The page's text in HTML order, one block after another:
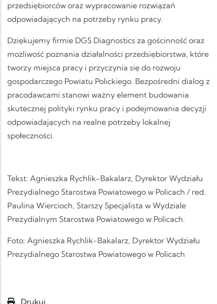
przedsiębiorców oraz wypracowanie rozwiązań
odpowiadających na potrzeby rynku pracy.
Dziękujemy firmie DGS Diagnostics za gościnność oraz
możliwość poznania działalności przedsiębiorstwa, które
tworzy miejsca pracy i przyczynia się do rozwoju
gospodarczego Powiatu Polickiego. Bezpośredni dialog z
pracodawcami stanowi ważny element budowania
skutecznej polityki rynku pracy i podejmowania decyzji
odpowiadających na realne potrzeby lokalnej
społeczności.
Tekst: Agnieszka Rychlik-Bakalarz, Dyrektor Wydziału
Prezydialnego Starostwa Powiatowego w Policach / red.
Paulina Wiercioch, Starszy Specjalista w Wydziale
Prezydialnym Starostwa Powiatowego w Policach.
Foto: Agnieszka Rychlik-Bakalarz, Dyrektor Wydziału
Prezydialnego Starostwa Powiatowego w Policach
Drukuj